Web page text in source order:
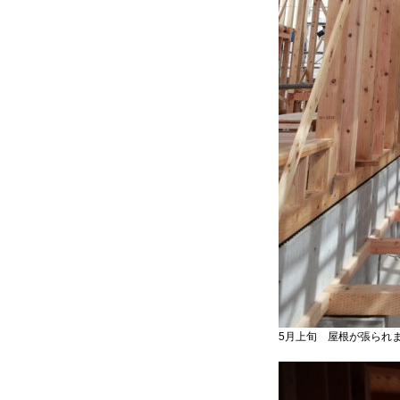
5月上旬 屋根が張られ